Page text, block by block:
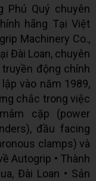
Phú Quý chuyên
hãng Tại Việt
Machinery Co.,
Đài Loan, chuyên
động chính
vào năm 1989,
chắc trong việc
cặp (power
đầu facing
clamps) và
Autogrip • Thành
Đài Loan • Sản